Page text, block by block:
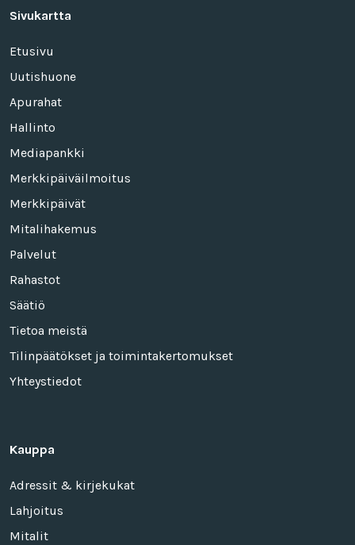
Sivukartta
Etusivu
Uutishuone
Apurahat
Hallinto
Mediapankki
Merkkipäiväilmoitus
Merkkipäivät
Mitalihakemus
Palvelut
Rahastot
Säätiö
Tietoa meistä
Tilinpäätökset ja toimintakertomukset
Yhteystiedot
Kauppa
Adressit & kirjekukat
Lahjoitus
Mitalit